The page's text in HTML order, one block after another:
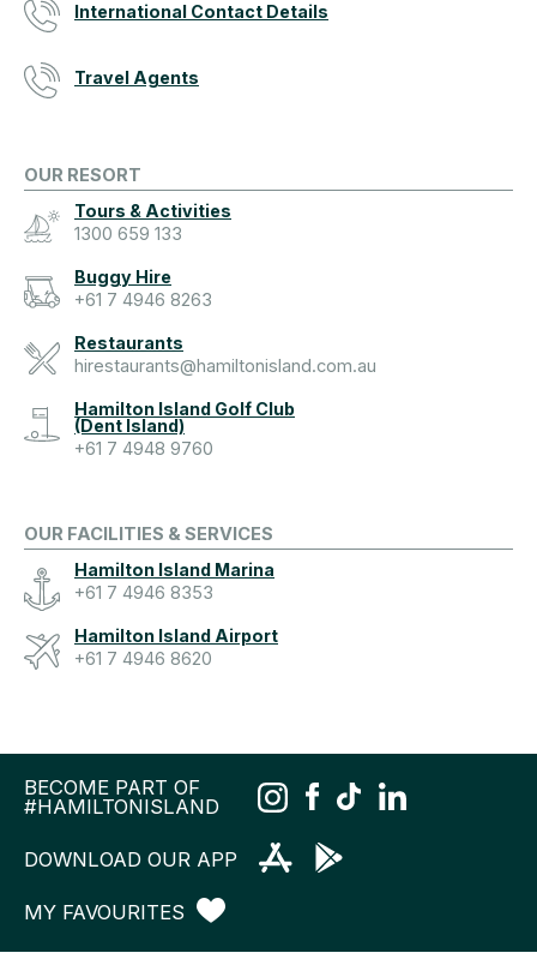
International Contact Details
Travel Agents
OUR RESORT
Tours & Activities
1300 659 133
Buggy Hire
+61 7 4946 8263
Restaurants
hirestaurants@hamiltonisland.com.au
Hamilton Island Golf Club
(Dent Island)
+61 7 4948 9760
OUR FACILITIES & SERVICES
Hamilton Island Marina
+61 7 4946 8353
Hamilton Island Airport
+61 7 4946 8620
BECOME PART OF
#HAMILTONISLAND
DOWNLOAD OUR APP
MY FAVOURITES